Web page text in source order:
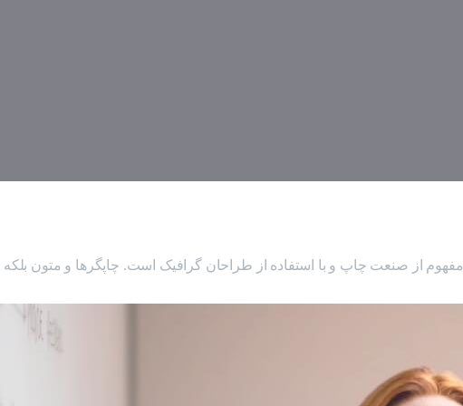
از صنعت چاپ و با استفاده از طراحان گرافیک است. چاپگرها و متون بلکه